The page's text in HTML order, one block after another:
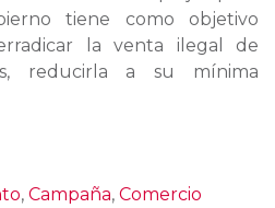
tiene como objetivo
la venta ilegal de
reducirla a su mínima
, Campaña, Comercio